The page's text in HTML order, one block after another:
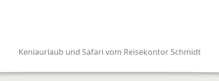
Keniaurlaub und Safari vom Reisekontor Schmidt